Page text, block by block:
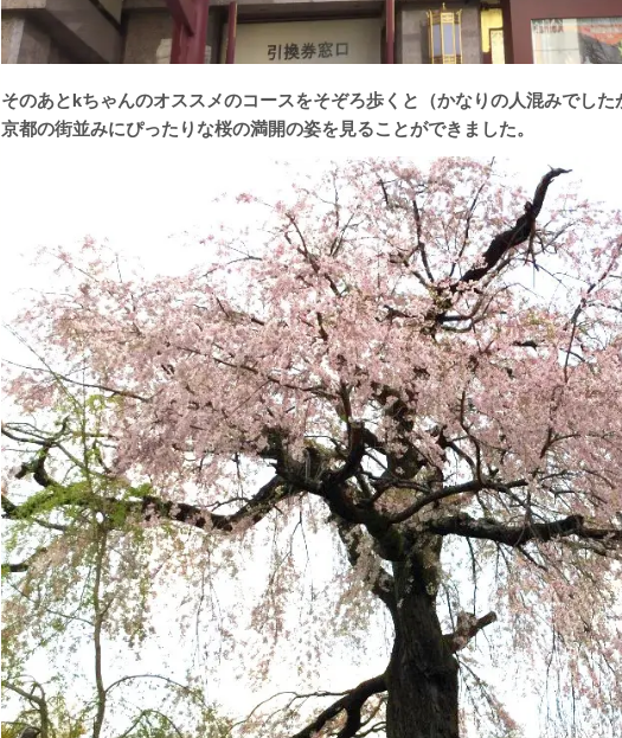
そのあとkちゃんのオススメのコースをそぞろ歩くと（かなりの人混みでした
京都の街並みにぴったりな桜の満開の姿を見ることができました。